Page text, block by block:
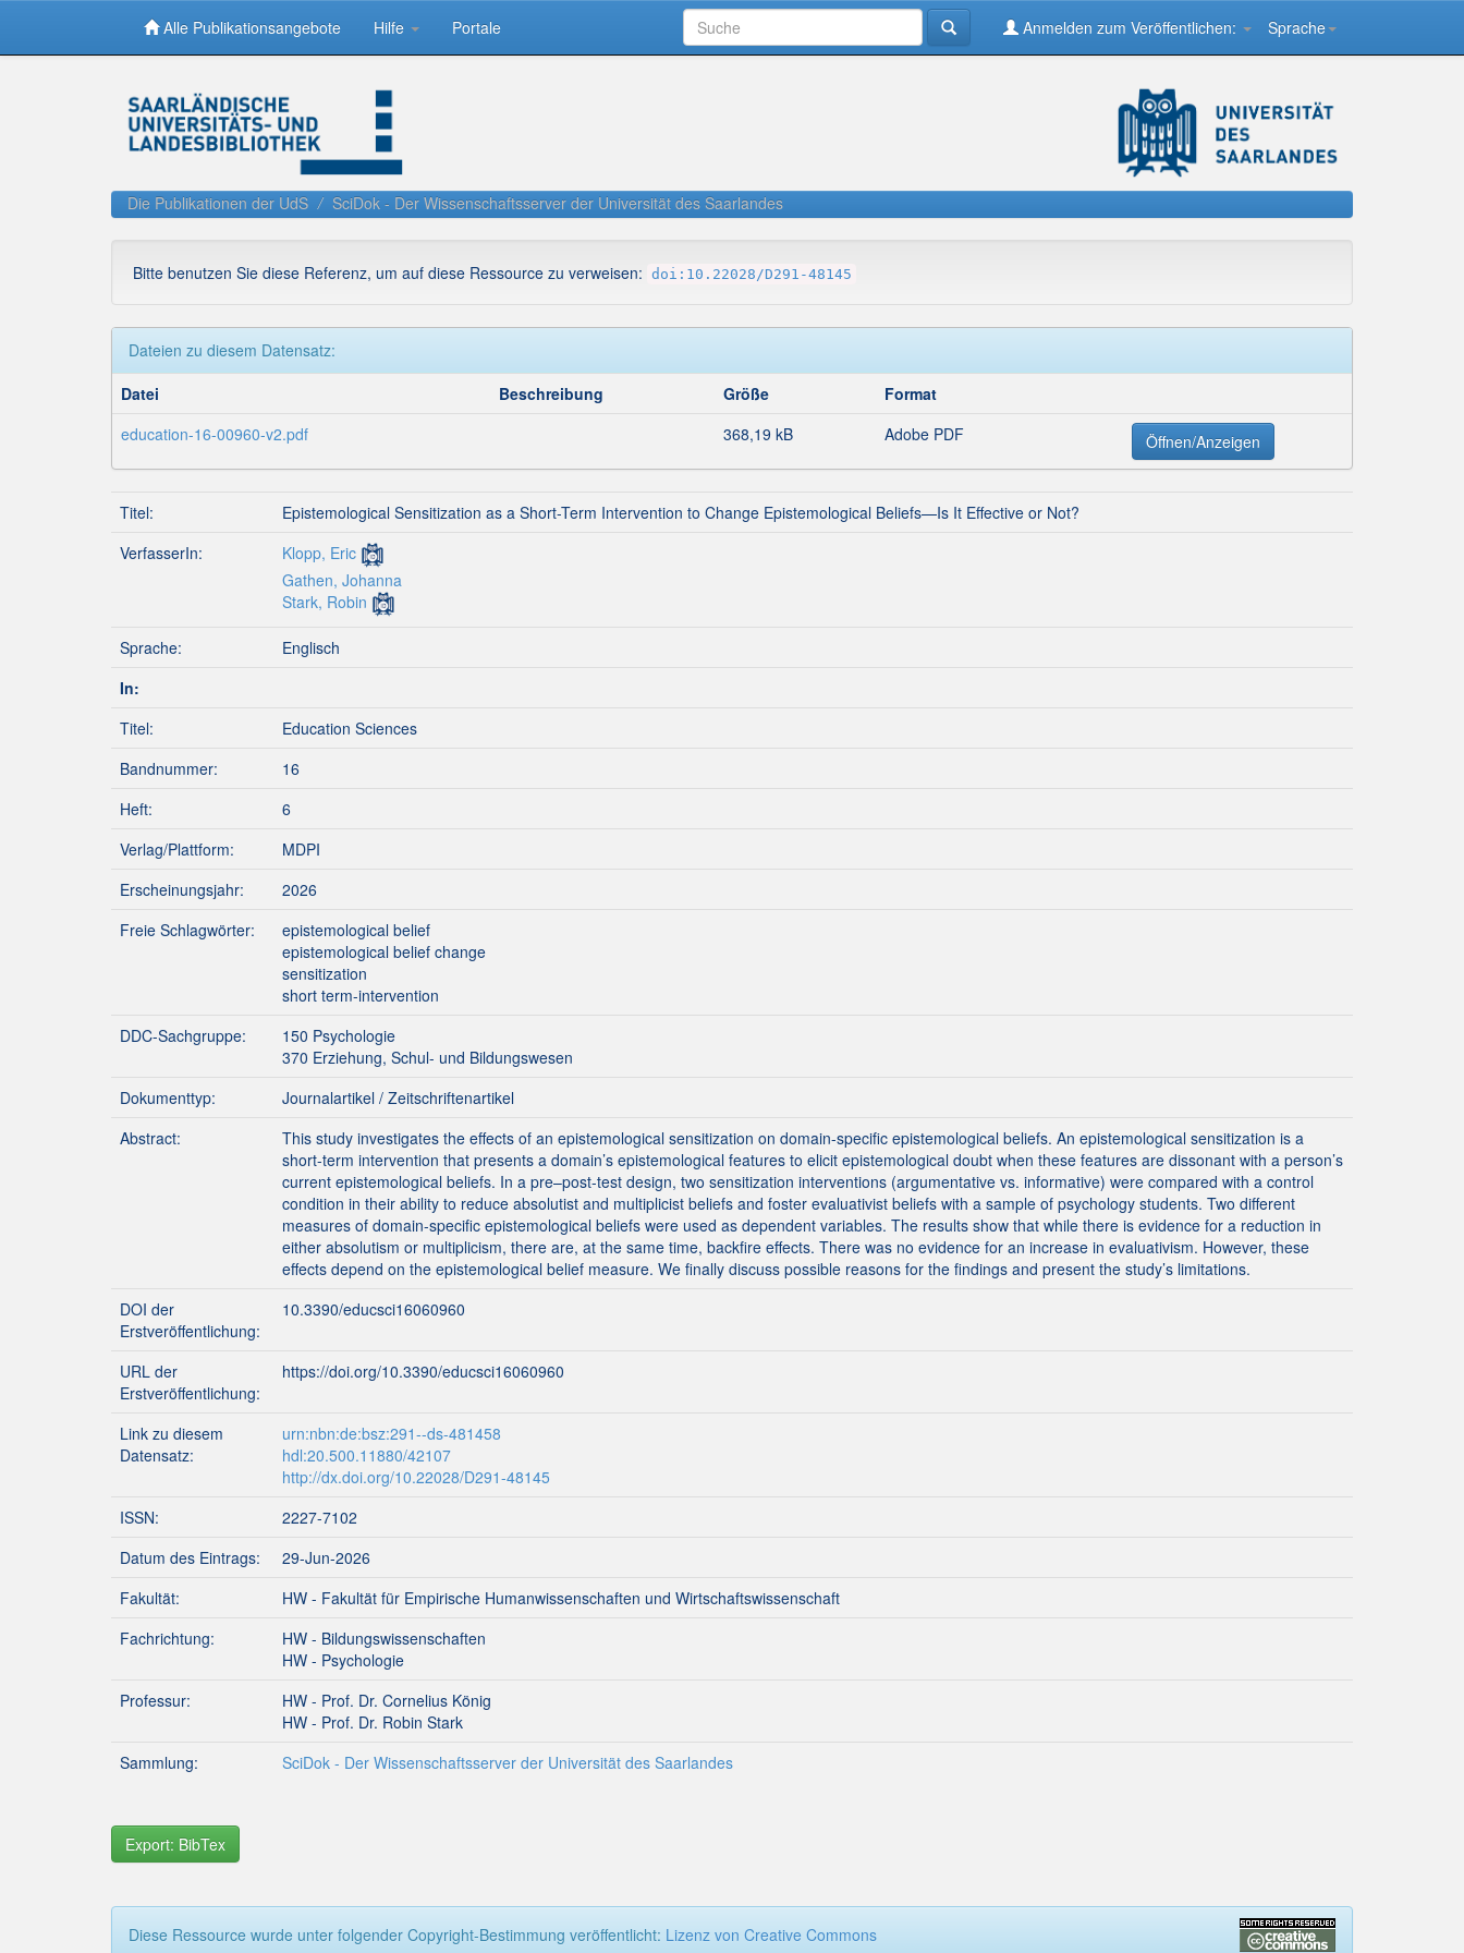
Alle Publikationsangebote Hilfe Portale Sprache
Anmelden zum Veröffentlichen:
Die Publikationen der UdS SciDok - Der Wissenschaftsserver der Universität des Saarlandes
Bitte benutzen Sie diese Referenz, um auf diese Ressource zu verweisen: doi:10.22028/D291-48145
Dateien zu diesem Datensatz:
Datei
Beschreibung Größe
Format
education-16-00960-v2.pdf
368,19 kB Adobe PDF Öffnen/Anzeigen
Titel:
Epistemological Sensitization as a Short-Term Intervention to Change Epistemological Beliefs—Is It Effective or Not?
VerfasserIn:
Klopp, Eric
Gathen, Johanna
Stark, Robin
Sprache:
Englisch
In:
Titel:
Education Sciences
Bandnummer:
16
Heft:
6
Verlag/Plattform:
MDPI
Erscheinungsjahr:
2026
Freie Schlagwörter:
epistemological belief
epistemological belief change
sensitization
short term-intervention
DDC-Sachgruppe:
150 Psychologie
370 Erziehung, Schul- und Bildungswesen
Dokumenttyp:
Journalartikel / Zeitschriftenartikel
Abstract:
This study investigates the effects of an epistemological sensitization on domain-specific epistemological beliefs. An epistemological sensitization is a
short-term intervention that presents a domain’s epistemological features to elicit epistemological doubt when these features are dissonant with a person’s
current epistemological beliefs. In a pre–post-test design, two sensitization interventions (argumentative vs. informative) were compared with a control
condition in their ability to reduce absolutist and multiplicist beliefs and foster evaluativist beliefs with a sample of psychology students. Two different
measures of domain-specific epistemological beliefs were used as dependent variables. The results show that while there is evidence for a reduction in
either absolutism or multiplicism, there are, at the same time, backfire effects. There was no evidence for an increase in evaluativism. However, these
effects depend on the epistemological belief measure. We finally discuss possible reasons for the findings and present the study’s limitations.
DOI der
Erstveröffentlichung:
10.3390/educsci16060960
URL der
Erstveröffentlichung:
https://doi.org/10.3390/educsci16060960
Link zu diesem
Datensatz:
urn:nbn:de:bsz:291--ds-481458
hdl:20.500.11880/42107
http://dx.doi.org/10.22028/D291-48145
ISSN:
2227-7102
Datum des Eintrags:
29-Jun-2026
Fakultät:
HW - Fakultät für Empirische Humanwissenschaften und Wirtschaftswissenschaft
Fachrichtung:
HW - Bildungswissenschaften
HW - Psychologie
Professur:
HW - Prof. Dr. Cornelius König
HW - Prof. Dr. Robin Stark
Sammlung:
SciDok - Der Wissenschaftsserver der Universität des Saarlandes
Export: BibTex
Diese Ressource wurde unter folgender Copyright-Bestimmung veröffentlicht: Lizenz von Creative Commons